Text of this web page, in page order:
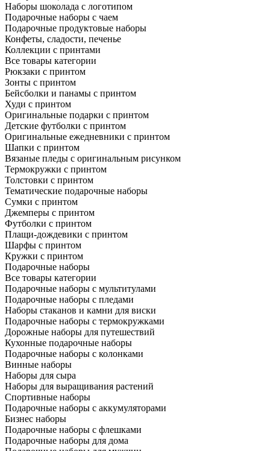
Наборы шоколада с логотипом
Подарочные наборы с чаем
Подарочные продуктовые наборы
Конфеты, сладости, печенье
Коллекции с принтами
Все товары категории
Рюкзаки с принтом
Зонты с принтом
Бейсболки и панамы с принтом
Худи с принтом
Оригинальные подарки с принтом
Детские футболки с принтом
Оригинальные ежедневники с принтом
Шапки с принтом
Вязаные пледы с оригинальным рисунком
Термокружки с принтом
Толстовки с принтом
Тематические подарочные наборы
Сумки с принтом
Джемперы с принтом
Футболки с принтом
Плащи-дождевики с принтом
Шарфы с принтом
Кружки с принтом
Подарочные наборы
Все товары категории
Подарочные наборы с мультитулами
Подарочные наборы с пледами
Наборы стаканов и камни для виски
Подарочные наборы с термокружками
Дорожные наборы для путешествий
Кухонные подарочные наборы
Подарочные наборы с колонками
Винные наборы
Наборы для сыра
Наборы для выращивания растений
Спортивные наборы
Подарочные наборы с аккумуляторами
Бизнес наборы
Подарочные наборы с флешками
Подарочные наборы для дома